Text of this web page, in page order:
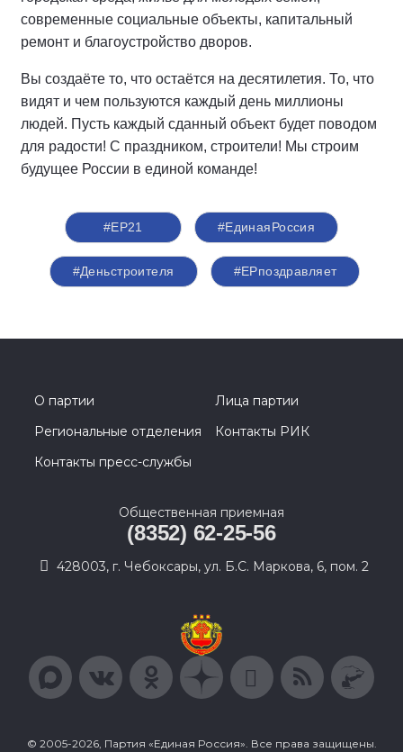
современные социальные объекты, капитальный
ремонт и благоустройство дворов.
Вы создаёте то, что остаётся на десятилетия. То, что
видят и чем пользуются каждый день миллионы
людей. Пусть каждый сданный объект будет поводом
для радости! С праздником, строители! Мы строим
будущее России в единой команде!
#ЕР21 #ЕдинаяРоссия
#Деньстроителя #ЕРпоздравляет
О партии
Лица партии
Региональные отделения
Контакты РИК
Контакты пресс-службы
Общественная приемная
(8352) 62-25-56
428003, г. Чебоксары, ул. Б.С. Маркова, 6, пом. 2
© 2005-2026, Партия «Единая Россия». Все права защищены.